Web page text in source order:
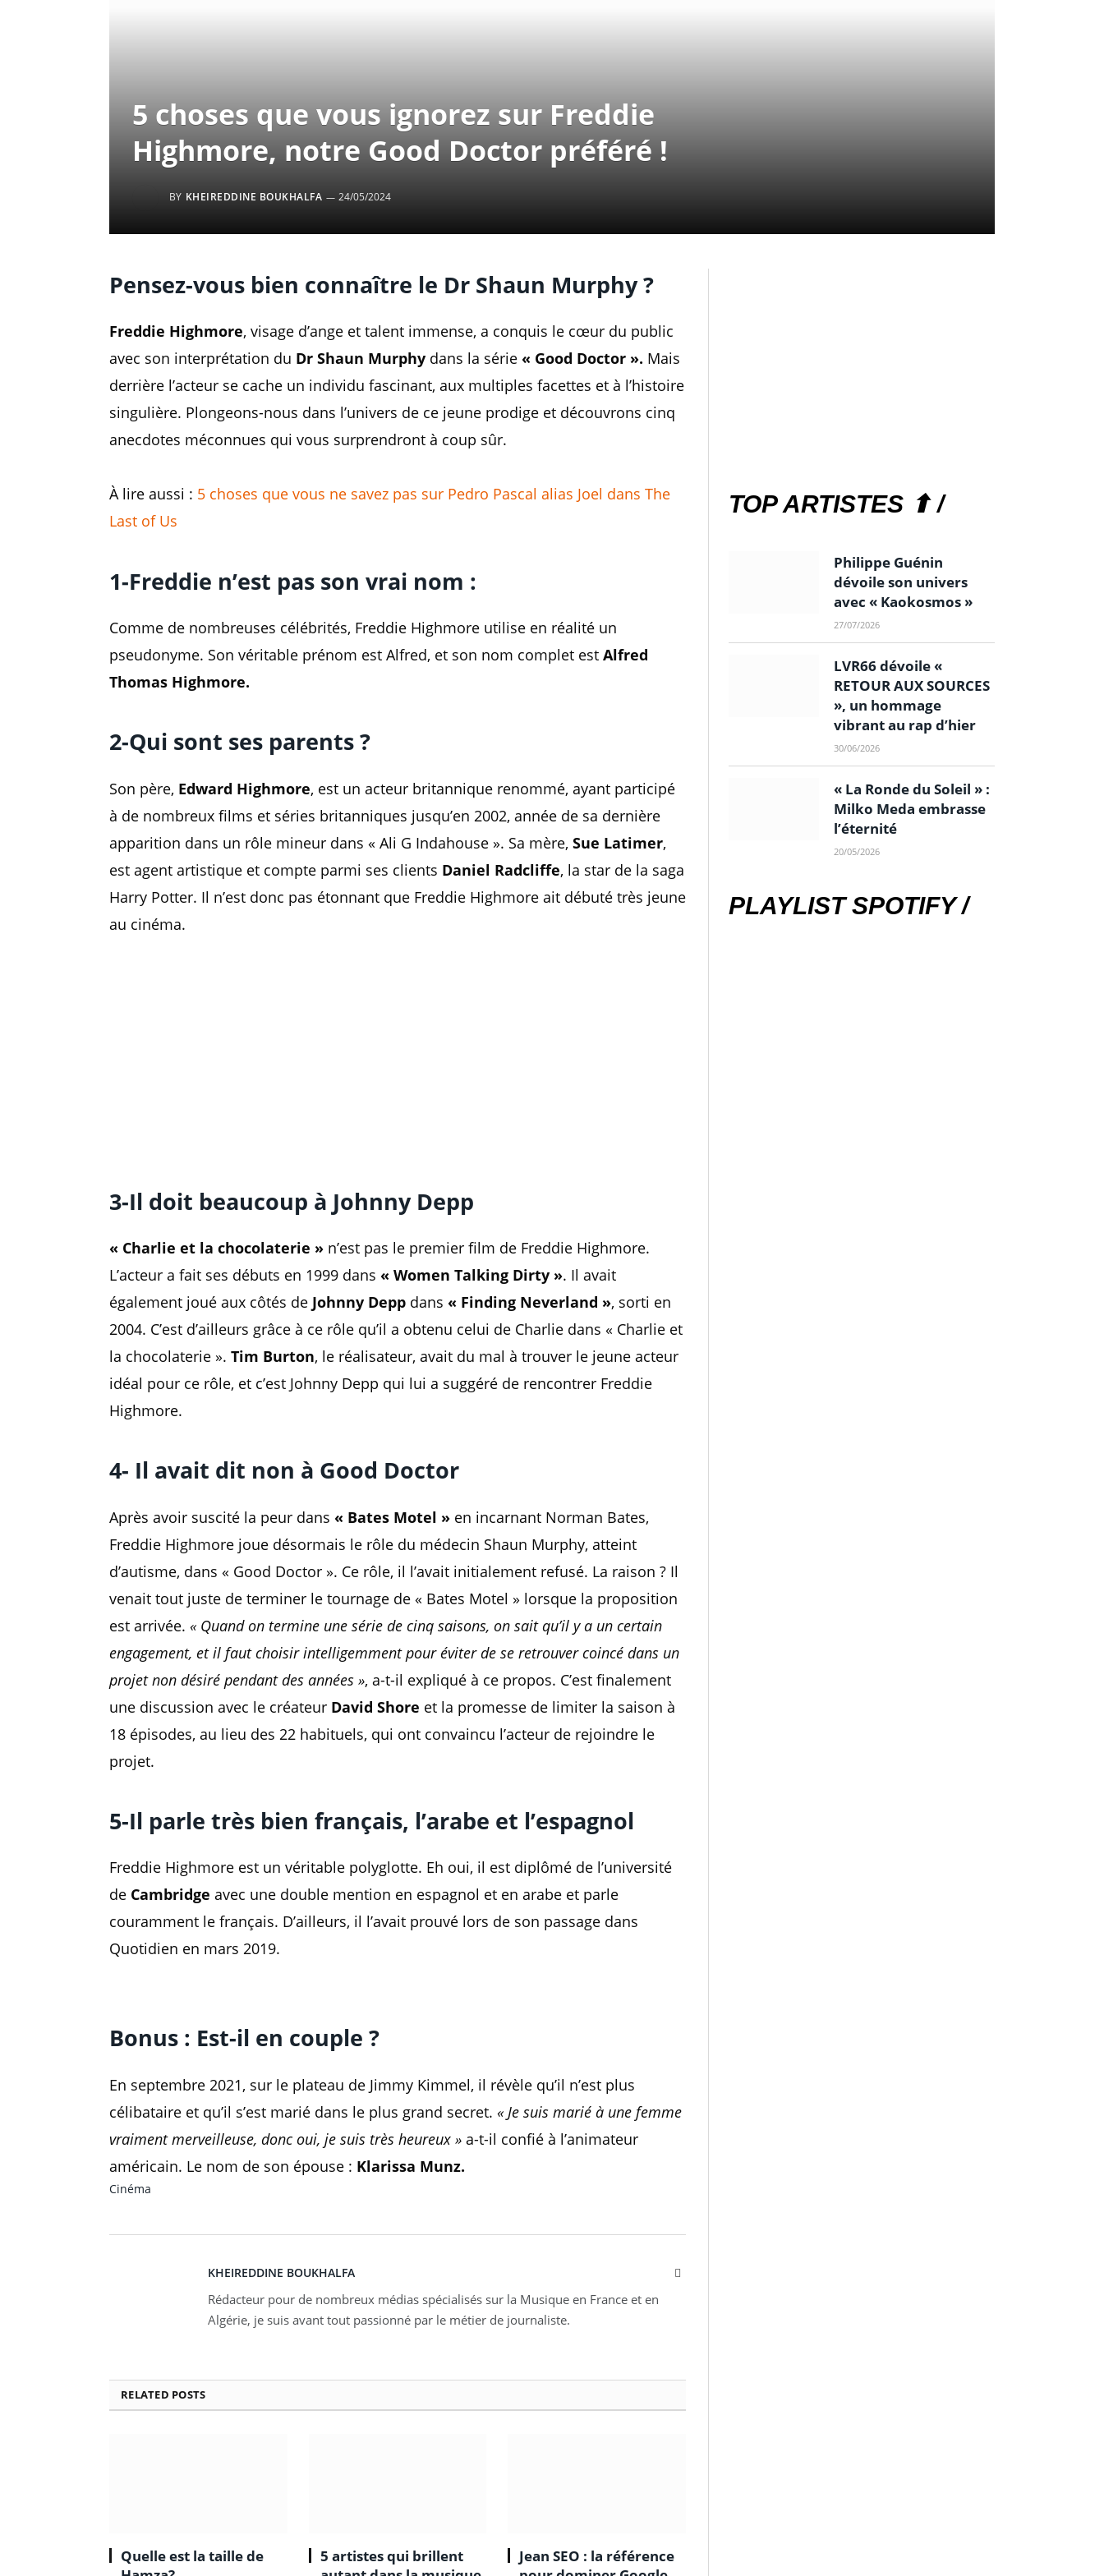
5 choses que vous ignorez sur Freddie
Highmore, notre Good Doctor préféré !
BY KHEIREDDINE BOUKHALFA 24/05/2024
Pensez-vous bien connaître le Dr Shaun Murphy ?
Freddie Highmore, visage d’ange et talent immense, a conquis le cœur du public
avec son interprétation du Dr Shaun Murphy dans la série « Good Doctor ». Mais
derrière l’acteur se cache un individu fascinant, aux multiples facettes et à l’histoire
singulière. Plongeons-nous dans l’univers de ce jeune prodige et découvrons cinq
anecdotes méconnues qui vous surprendront à coup sûr.
À lire aussi : 5 choses que vous ne savez pas sur Pedro Pascal alias Joel dans The
Last of Us
1-Freddie n’est pas son vrai nom :
Comme de nombreuses célébrités, Freddie Highmore utilise en réalité un
pseudonyme. Son véritable prénom est Alfred, et son nom complet est Alfred
Thomas Highmore.
2-Qui sont ses parents ?
Son père, Edward Highmore, est un acteur britannique renommé, ayant participé
à de nombreux films et séries britanniques jusqu’en 2002, année de sa dernière
apparition dans un rôle mineur dans « Ali G Indahouse ». Sa mère, Sue Latimer,
est agent artistique et compte parmi ses clients Daniel Radcliffe, la star de la saga
Harry Potter. Il n’est donc pas étonnant que Freddie Highmore ait débuté très jeune
au cinéma.
3-Il doit beaucoup à Johnny Depp
« Charlie et la chocolaterie » n’est pas le premier film de Freddie Highmore.
L’acteur a fait ses débuts en 1999 dans « Women Talking Dirty ». Il avait
également joué aux côtés de Johnny Depp dans « Finding Neverland », sorti en
2004. C’est d’ailleurs grâce à ce rôle qu’il a obtenu celui de Charlie dans « Charlie et
la chocolaterie ». Tim Burton, le réalisateur, avait du mal à trouver le jeune acteur
idéal pour ce rôle, et c’est Johnny Depp qui lui a suggéré de rencontrer Freddie
Highmore.
4- Il avait dit non à Good Doctor
Après avoir suscité la peur dans « Bates Motel » en incarnant Norman Bates,
Freddie Highmore joue désormais le rôle du médecin Shaun Murphy, atteint
d’autisme, dans « Good Doctor ». Ce rôle, il l’avait initialement refusé. La raison ? Il
venait tout juste de terminer le tournage de « Bates Motel » lorsque la proposition
est arrivée. « Quand on termine une série de cinq saisons, on sait qu’il y a un certain
engagement, et il faut choisir intelligemment pour éviter de se retrouver coincé dans un
projet non désiré pendant des années », a-t-il expliqué à ce propos. C’est finalement
une discussion avec le créateur David Shore et la promesse de limiter la saison à
18 épisodes, au lieu des 22 habituels, qui ont convaincu l’acteur de rejoindre le
projet.
5-Il parle très bien français, l’arabe et l’espagnol
Freddie Highmore est un véritable polyglotte. Eh oui, il est diplômé de l’université
de Cambridge avec une double mention en espagnol et en arabe et parle
couramment le français. D’ailleurs, il l’avait prouvé lors de son passage dans
Quotidien en mars 2019.
Bonus : Est-il en couple ?
En septembre 2021, sur le plateau de Jimmy Kimmel, il révèle qu’il n’est plus
célibataire et qu’il s’est marié dans le plus grand secret. « Je suis marié à une femme
vraiment merveilleuse, donc oui, je suis très heureux » a-t-il confié à l’animateur
américain. Le nom de son épouse : Klarissa Munz.
Cinéma
KHEIREDDINE BOUKHALFA
Rédacteur pour de nombreux médias spécialisés sur la Musique en France et en
Algérie, je suis avant tout passionné par le métier de journaliste.
RELATED POSTS
Quelle est la taille de
5 artistes qui brillent
Jean SEO : la référence
TOP ARTISTES ⬆ /
Philippe Guénin
dévoile son univers
avec « Kaokosmos »
27/07/2026
LVR66 dévoile «
RETOUR AUX SOURCES
», un hommage
vibrant au rap d’hier
30/06/2026
« La Ronde du Soleil » :
Milko Meda embrasse
l’éternité
20/05/2026
PLAYLIST SPOTIFY /